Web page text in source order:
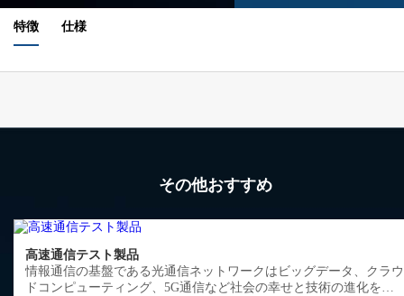
特徴 仕様
その他おすすめ
高速通信テスト製品
情報通信の基盤である光通信ネットワークはビッグデータ、クラウ
ドコンピューティング、5G通信など社会の幸せと技術の進化を支